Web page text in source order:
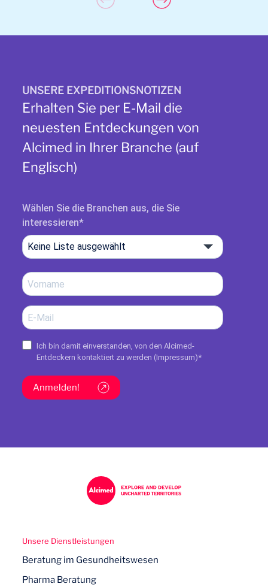
UNSERE EXPEDITIONSNOTIZEN
Erhalten Sie per E-Mail die
neuesten Entdeckungen von
Alcimed in Ihrer Branche (auf
Englisch)
Wählen Sie die Branchen aus, die Sie
interessieren
Keine Liste ausgewählt
Ich bin damit einverstanden, von den Alcimed-
Entdeckern kontaktiert zu werden (Impressum)*
Anmelden!
Unsere Dienstleistungen
Beratung im Gesundheitswesen
Pharma Beratung